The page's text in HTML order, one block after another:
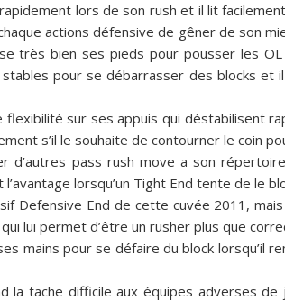
lors de son rush et il lit
actions défensive de gêner de son
très bien ses pieds pour pousser les
pour se débarrasser des blocks et il
flexibilité sur ses appuis qui déstabilisent
s’il le souhaite de contourner le coin
d’autres pass rush move a son
lorsqu’un Tight End tente de le
Defensive End de cette cuvée 2011,
lui permet d’être un rusher plus que
mains pour se défaire du block lorsqu’il
la tache difficile aux équipes adverses